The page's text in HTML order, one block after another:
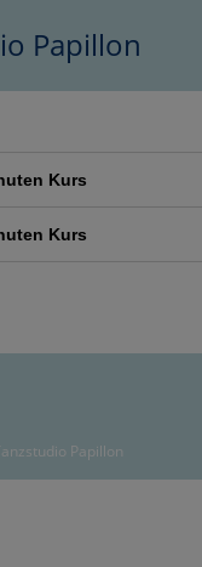
Papillon
Kurs
Kurs
Papillon